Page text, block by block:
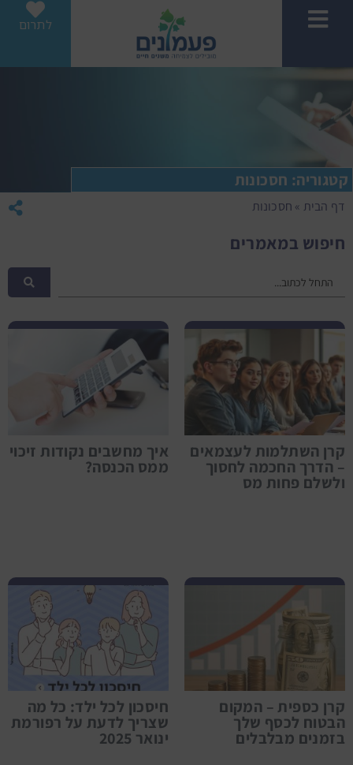
לתרום
קטגוריה: חסכונות
דף הבית » חסכונות
חיפוש במאמרים
קרן השתלמות לעצמאים
– הדרך החכמה לחסוך
ולשלם פחות מס
איך מחשבים נקודות זיכוי
ממס הכנסה?
קרן כספית – המקום
הבטוח לכסף שלך
בזמנים מבלבלים
חיסכון לכל ילד: כל מה
שצריך לדעת על רפורמת
ינואר 2025